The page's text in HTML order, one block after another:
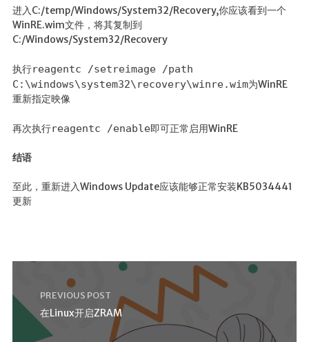
进入C:/temp/Windows/System32/Recovery,你应该看到一个
WinRE.wim文件，将其复制到
C:/Windows/System32/Recovery
执行reagentc /setreimage /path
C:\windows\system32\recovery\winre.wim为WinRE
重新指定映像
再次执行reagentc /enable即可正常启用WinRE
结语
至此，重新进入Windows Update应该能够正常安装KB5034441
更新
PREVIOUS POST
在Linux开启ZRAM